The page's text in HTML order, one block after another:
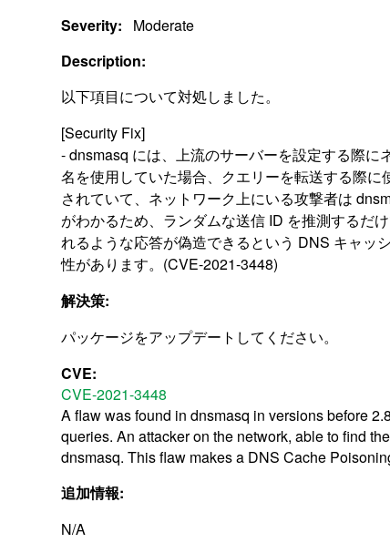
Severity:
Moderate
Description:
以下項目について対処しました。
[Security Fix]
- dnsmasq には、上流のサーバーを設定する際に
名を使用していた場合、クエリーを転送する際に
されていて、ネットワーク上にいる攻撃者は
がわかるため、ランダムな送信 ID を推測するだ
れるような応答が偽造できるという DNS キャッ
性があります。(CVE-2021-3448)
解決策:
パッケージをアップデートしてください。
CVE:
CVE-2021-3448
A flaw was found in dnsmasq in versions before
queries. An attacker on the network, able to find
dnsmasq. This flaw makes a DNS Cache
追加情報:
N/A